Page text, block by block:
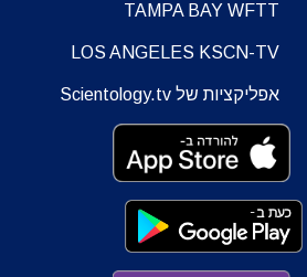
TAMPA BAY WFTT
LOS ANGELES KSCN-TV
אפליקציות של Scientology.tv